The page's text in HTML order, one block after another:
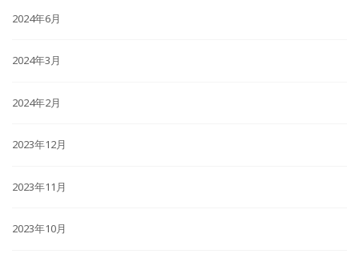
2024年6月
2024年3月
2024年2月
2023年12月
2023年11月
2023年10月